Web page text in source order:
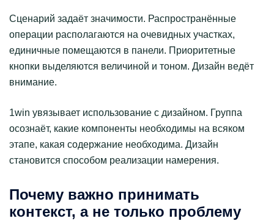
Сценарий задаёт значимости. Распространённые
операции располагаются на очевидных участках,
единичные помещаются в панели. Приоритетные
кнопки выделяются величиной и тоном. Дизайн ведёт
внимание.
1win увязывает использование с дизайном. Группа
осознаёт, какие компоненты необходимы на всяком
этапе, какая содержание необходима. Дизайн
становится способом реализации намерения.
Почему важно принимать
контекст, а не только проблему